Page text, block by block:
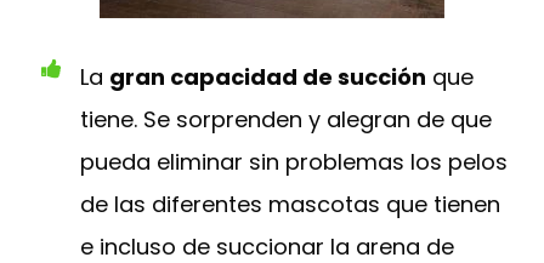
La gran capacidad de succión que
tiene. Se sorprenden y alegran de que
pueda eliminar sin problemas los pelos
de las diferentes mascotas que tienen
e incluso de succionar la arena de